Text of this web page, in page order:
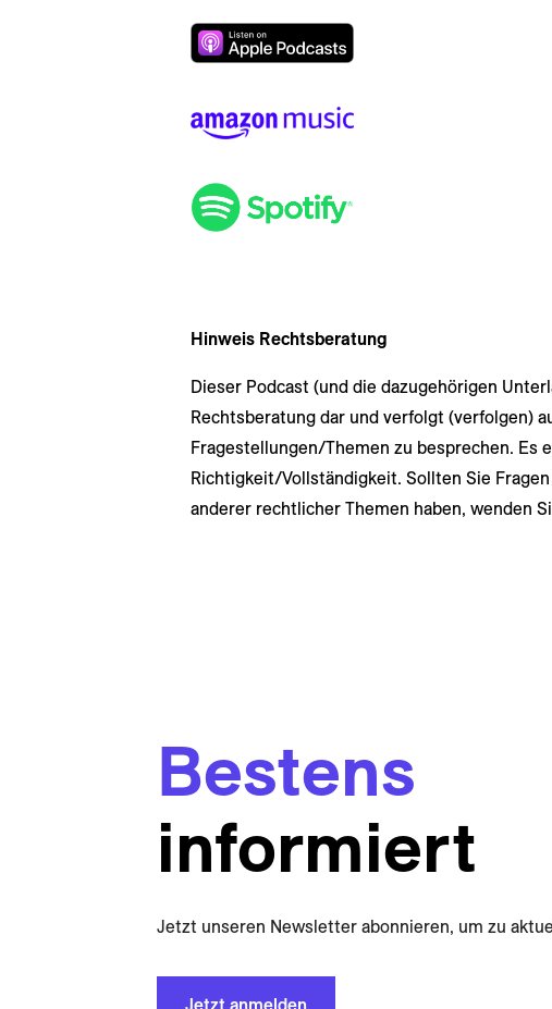
Hinweis Rechtsberatung
Dieser Podcast (und die dazugehörigen
Rechtsberatung dar und verfolgt (verfolgen)
Fragestellungen/Themen zu besprechen. Es
Richtigkeit/Vollständigkeit. Sollten Sie
anderer rechtlicher Themen haben, wenden
Bestens
informiert
Jetzt unseren Newsletter abonnieren, um zu